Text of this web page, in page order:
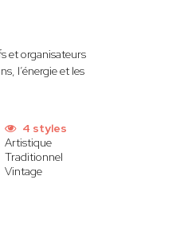
et organisateurs
l’énergie et les
4 styles
Artistique
Traditionnel
Vintage